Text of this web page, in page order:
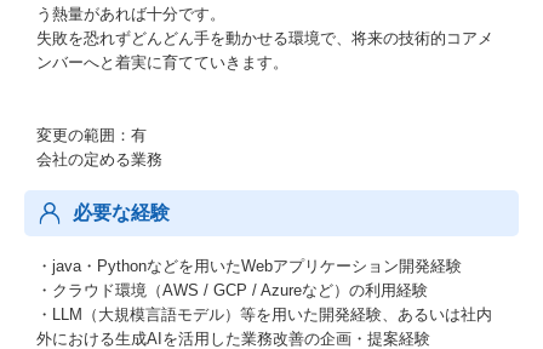
う熱量があれば十分です。
失敗を恐れずどんどん手を動かせる環境で、将来の技術的コアメ
ンバーへと着実に育てていきます。
変更の範囲：有
会社の定める業務
必要な経験
・java・Pythonなどを用いたWebアプリケーション開発経験
・クラウド環境（AWS / GCP / Azureなど）の利用経験
・LLM（大規模言語モデル）等を用いた開発経験、あるいは社内
外における生成AIを活用した業務改善の企画・提案経験